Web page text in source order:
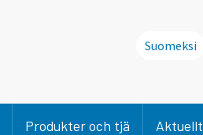
Suomeksi
Produkter och tjä Aktuellt